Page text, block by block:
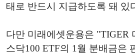
태로 반드시 지급하도록 돼 있
다만 미래에셋운용은 "TIGER
스닥100 ETF의 1월 분배금은